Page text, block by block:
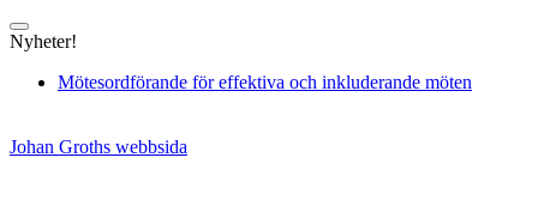
to
Nyheter!
Mötesordförande för effektiva och inkluderande möten
Johan Groths webbsida